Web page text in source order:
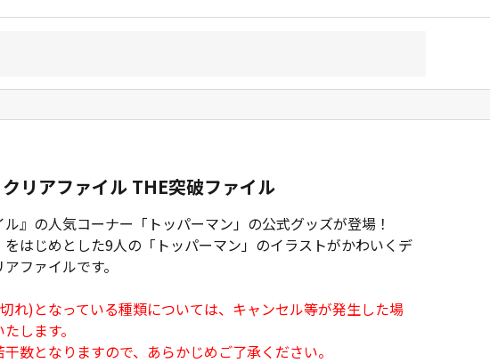
リアファイル THE突破ファイル
ル』の人気コーナー「トッパーマン」の公式グッズが登場！
をはじめとした9人の「トッパーマン」のイラストがかわいくデ
ファイルです。
)となっている種類については、キャンセル等が発生した場
します。
数となりますので、あらかじめご了承ください。